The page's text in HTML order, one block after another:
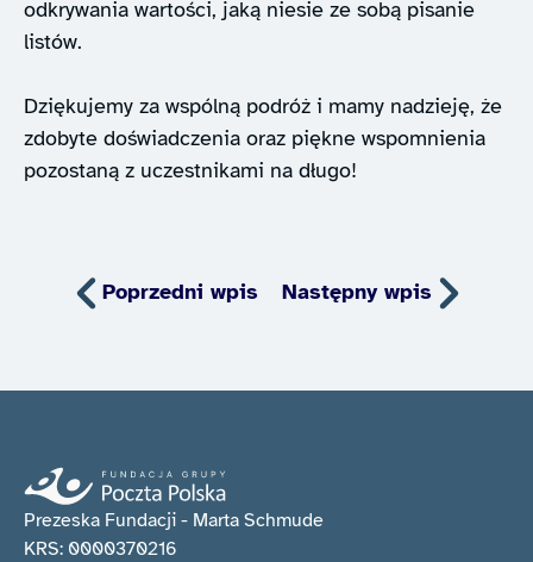
odkrywania wartości, jaką niesie ze sobą pisanie
listów.
Dziękujemy za wspólną podróż i mamy nadzieję, że
zdobyte doświadczenia oraz piękne wspomnienia
pozostaną z uczestnikami na długo!
Poprzedni wpis Następny wpis
Prezeska Fundacji - Marta Schmude
KRS: 0000370216